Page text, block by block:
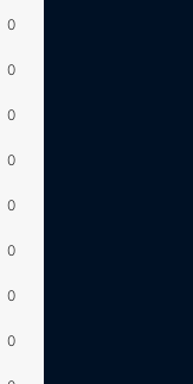
0
0
0
0
0
0
0
0